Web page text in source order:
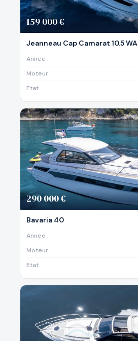
159 000 €
Jeanneau Cap Camarat 10.5 WA
Annee
Moteur
Etat
290 000 €
Bavaria 40
Annee
Moteur
Etat